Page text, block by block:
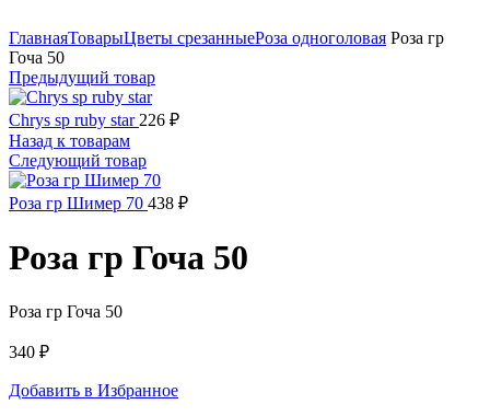
ГлавнаяТоварыЦветы срезанныеРоза одноголовая Роза гр
Гоча 50
Предыдущий товар
Chrys sp ruby star 226 ₽
Назад к товарам
Следующий товар
Роза гр Шимер 70 438 ₽
Роза гр Гоча 50
Роза гр Гоча 50
340 ₽
Добавить в Избранное